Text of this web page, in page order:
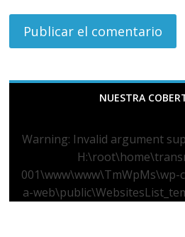
NUESTRA
Warning: Invalid argument
a-